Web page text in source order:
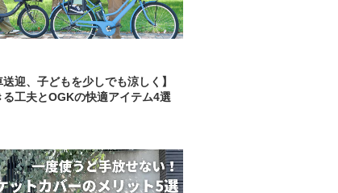
送迎、子どもを少しでも涼しく】
工夫とOGKの快適アイテム4選